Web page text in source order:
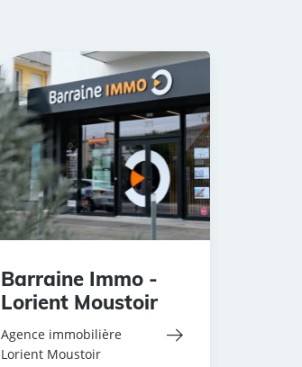
Barraine Immo -
Lorient Moustoir
Agence immobilière
Lorient Moustoir